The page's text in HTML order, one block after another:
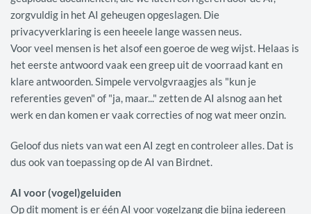
zorgvuldig in het AI geheugen opgeslagen. Die
privacyverklaring is een heeele lange wassen neus.
Voor veel mensen is het alsof een goeroe de weg wijst. Helaas is
het eerste antwoord vaak een greep uit de voorraad kant en
klare antwoorden. Simpele vervolgvraagjes als "kun je
referenties geven" of "ja, maar..." zetten de AI alsnog aan het
werk en dan komen er vaak correcties of nog wat meer onzin.
Geloof dus niets van wat een AI zegt en controleer alles. Dat is
dus ook van toepassing op de AI van Birdnet.
AI voor (vogel)geluiden
Op dit moment is er één AI voor vogelzang die bijna iedereen